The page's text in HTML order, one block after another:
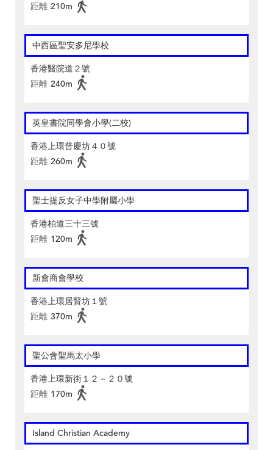
距離 210m
中西區聖安多尼學校
香港醫院道２號
距離 240m
英皇書院同學會小學(二校)
香港上環普慶坊４０號
距離 260m
聖士提反女子中學附屬小學
香港柏道三十三號
距離 120m
新會商會學校
香港上環居賢坊１號
距離 370m
聖公會聖馬太小學
香港上環新街１２－２０號
距離 170m
Island Christian Academy